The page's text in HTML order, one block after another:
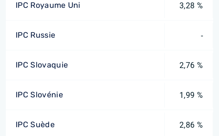
IPC Royaume Uni 3,28 %
IPC Russie -
IPC Slovaquie 2,76 %
IPC Slovénie 1,99 %
IPC Suède 2,86 %